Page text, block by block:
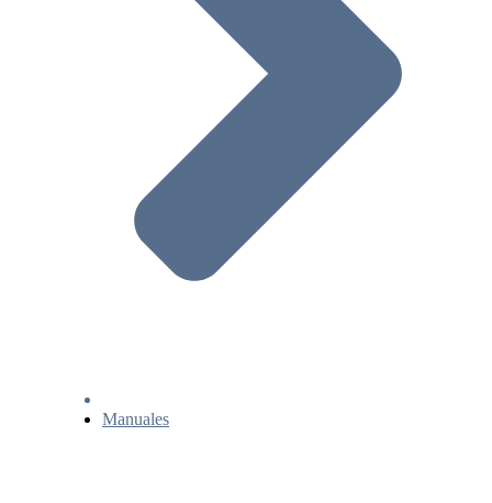
Manuales